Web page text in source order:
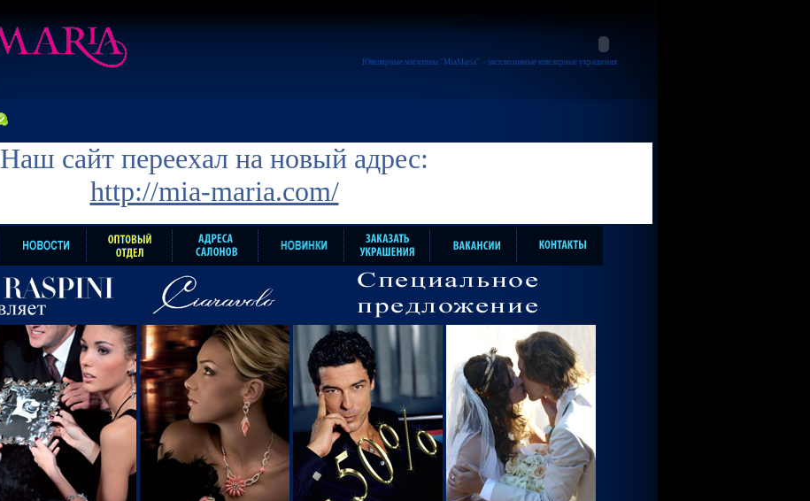
Ювелирные магазины "MiaMaria" - эксклюзивные ювелирные украшения
Наш сайт переехал на новый адрес:
http://mia-maria.com/